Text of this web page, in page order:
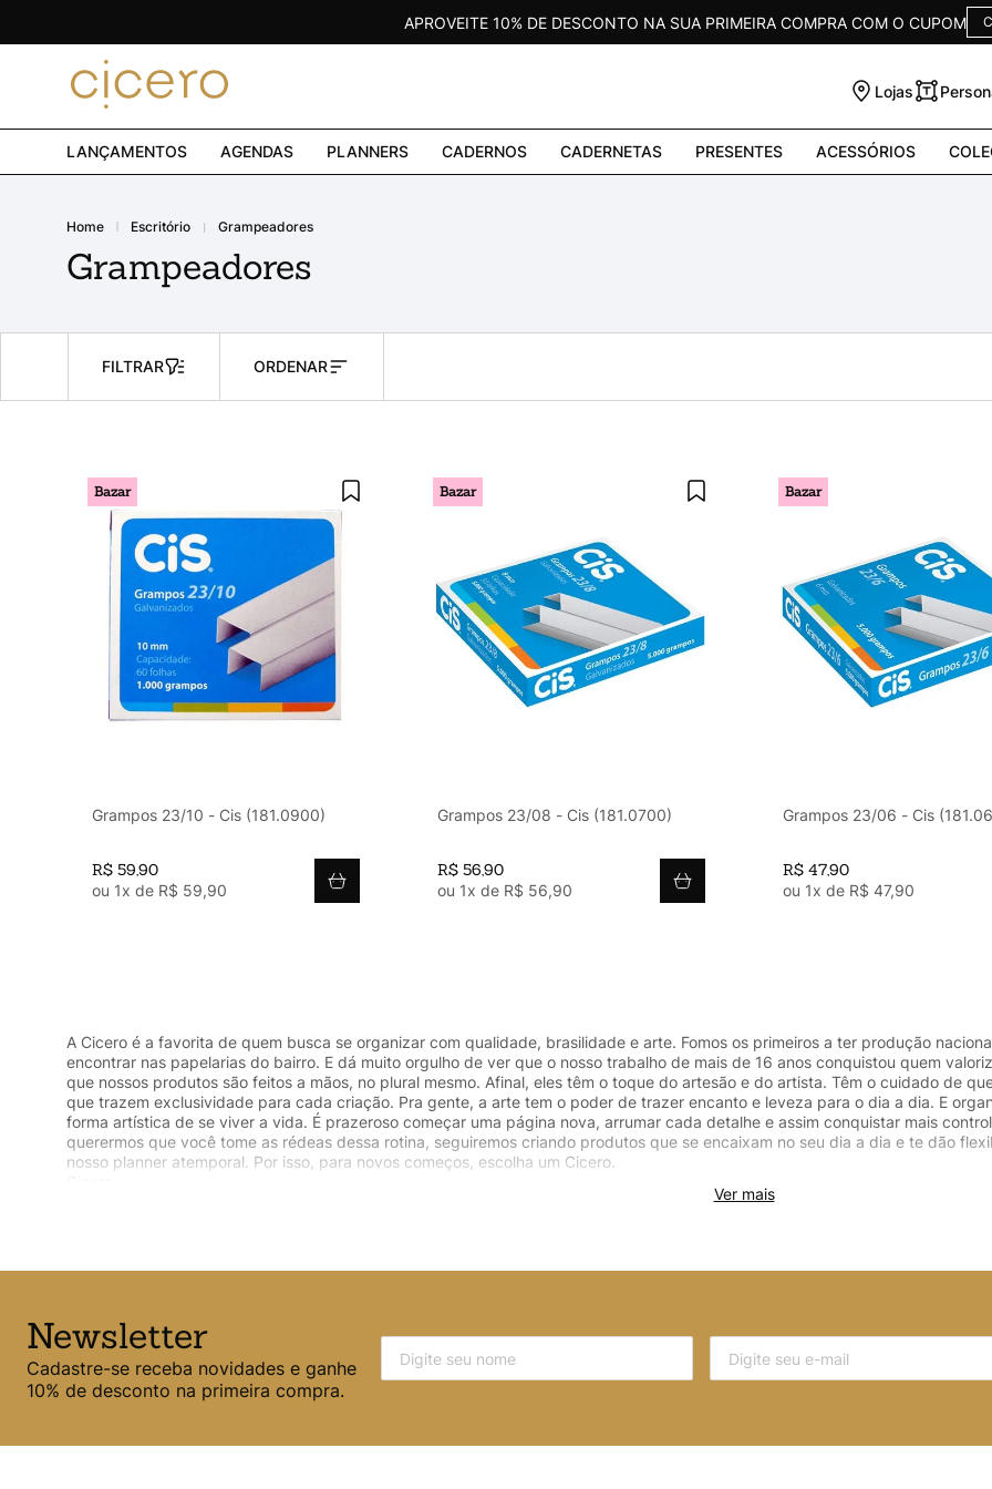
APROVEITE 10% DE DESCONTO NA SUA PRIMEIRA COMPRA COM O CUPOM
Lojas
LANÇAMENTOS AGENDAS PLANNERS CADERNOS CADERNETAS PRESENTES ACESSÓRIOS
escritório grampeadores
Grampeadores
FILTRAR ORDENAR
Bazar
Grampos 23/10 - Cis (181.0900)
R$ 59,90
ou 1x de R$ 59,90
Bazar
Grampos 23/08 - Cis (181.0700)
R$ 56,90
ou 1x de R$ 56,90
Bazar
Grampos 23/06 - Cis
R$ 47,90
ou 1x de R$ 47,90
A Cicero é a favorita de quem busca se organizar com qualidade, brasilidade e arte. Fomos os primeiros a ter produção
encontrar nas papelarias do bairro. E dá muito orgulho de ver que o nosso trabalho de mais de 16 anos conquistou quem
que nossos produtos são feitos a mãos, no plural mesmo. Afinal, eles têm o toque do artesão e do artista. Têm o cuidado de
que trazem exclusividade para cada criação. Pra gente, a arte tem o poder de trazer encanto e leveza para o dia a dia. E
forma artística de se viver a vida. É prazeroso começar uma página nova, arrumar cada detalhe e assim conquistar mais
querermos que você tome as rédeas dessa rotina, seguiremos criando produtos que se encaixam no seu dia a dia e te dão
nosso planner atemporal. Por isso, para novos começos, escolha um Cicero.
Ver mais
Newsletter
Cadastre-se receba novidades e ganhe
10% de desconto na primeira compra.